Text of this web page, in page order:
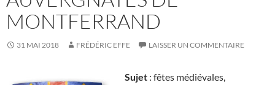
MONTFERRAND
31 MAI 2018 FRÉDÉRIC EFFE LAISSER UN COMMENTAIRE
Sujet : fêtes médiévales,